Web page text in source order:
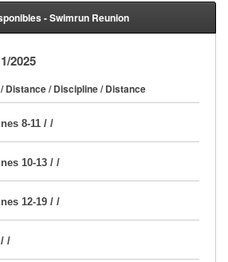
- Swimrun Reunion
2025
Distance / Discipline / Distance
8-11 / /
10-13 / /
12-19 / /
/